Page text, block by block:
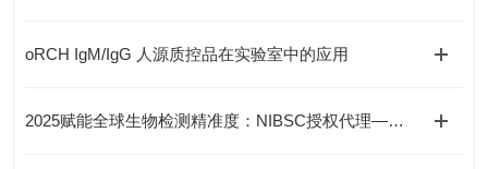
oRCH IgM/IgG 人源质控品在实验室中的应用
2025赋能全球生物检测精准度：NIBSC授权代理——国际生物标准品流通的核心枢纽